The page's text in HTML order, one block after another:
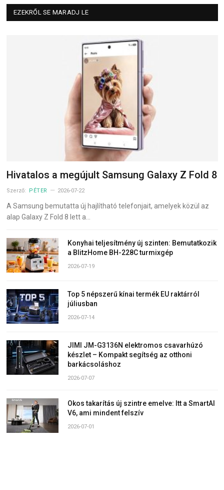
EZEKRŐL SE MARADJ LE
Hivatalos a megújult Samsung Galaxy Z Fold 8
Szerző: PÉTER 2026-07-22
A Samsung bemutatta új hajlítható telefonjait, amelyek közül az
alap Galaxy Z Fold 8 lett a…
Konyhai teljesítmény új szinten: Bemutatkozik
a BlitzHome BH-228C turmixgép
2026-07-19
Top 5 népszerű kínai termék EU raktárról
júliusban
2026-07-14
JIMI JM-G3136N elektromos csavarhúzó
készlet – Kompakt segítség az otthoni
barkácsoláshoz
2026-07-07
Okos takarítás új szintre emelve: Itt a SmartAI
V6, ami mindent felszív
2026-07-01